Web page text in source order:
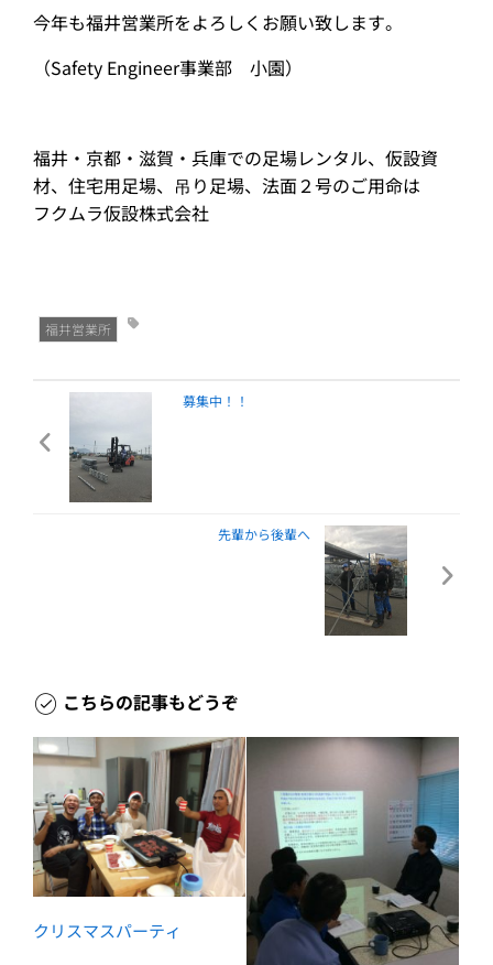
今年も福井営業所をよろしくお願い致します。
（Safety Engineer事業部 小園）
福井・京都・滋賀・兵庫での足場レンタル、仮設資
材、住宅用足場、吊り足場、法面２号のご用命は
フクムラ仮設株式会社
福井営業所
募集中！！
先輩から後輩へ
こちらの記事もどうぞ
クリスマスパーティ